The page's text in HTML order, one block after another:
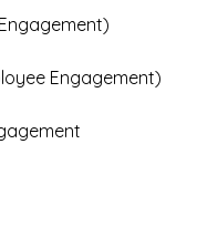
Engagement)